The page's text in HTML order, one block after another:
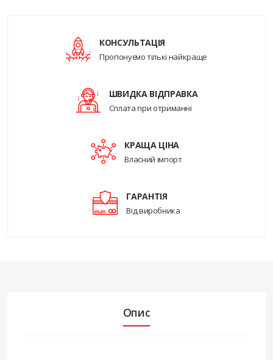
КОНСУЛЬТАЦІЯ
Пропонуємо тількі найкраще
ШВИДКА ВІДПРАВКА
Сплата при отриманні
КРАЩА ЦІНА
Власний імпорт
ГАРАНТІЯ
Від виробника
Опис